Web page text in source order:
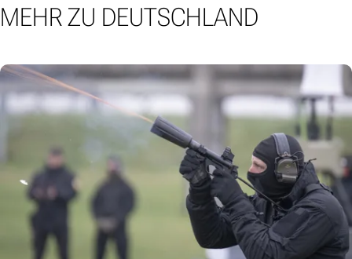
MEHR ZU DEUTSCHLAND